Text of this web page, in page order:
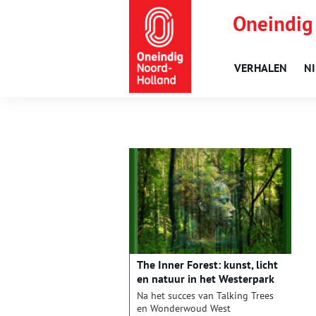
VERHALEN
The Inner Forest: kunst, licht
en natuur in het Westerpark
Na het succes van Talking Trees
en Wonderwoud West